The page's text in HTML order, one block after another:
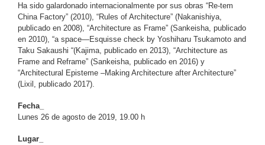
Ha sido galardonado internacionalmente por sus obras “Re-tem
China Factory” (2010), “Rules of Architecture” (Nakanishiya,
publicado en 2008), “Architecture as Frame” (Sankeisha, publicado
en 2010), “a space—Esquisse check by Yoshiharu Tsukamoto and
Taku Sakaushi “(Kajima, publicado en 2013), “Architecture as
Frame and Reframe” (Sankeisha, publicado en 2016) y
“Architectural Episteme –Making Architecture after Architecture”
(Lixil, publicado 2017).
Fecha_
Lunes 26 de agosto de 2019, 19.00 h
Lugar_